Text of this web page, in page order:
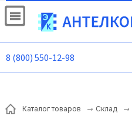
8 (800) 550-12-98
Каталог товаров Склад